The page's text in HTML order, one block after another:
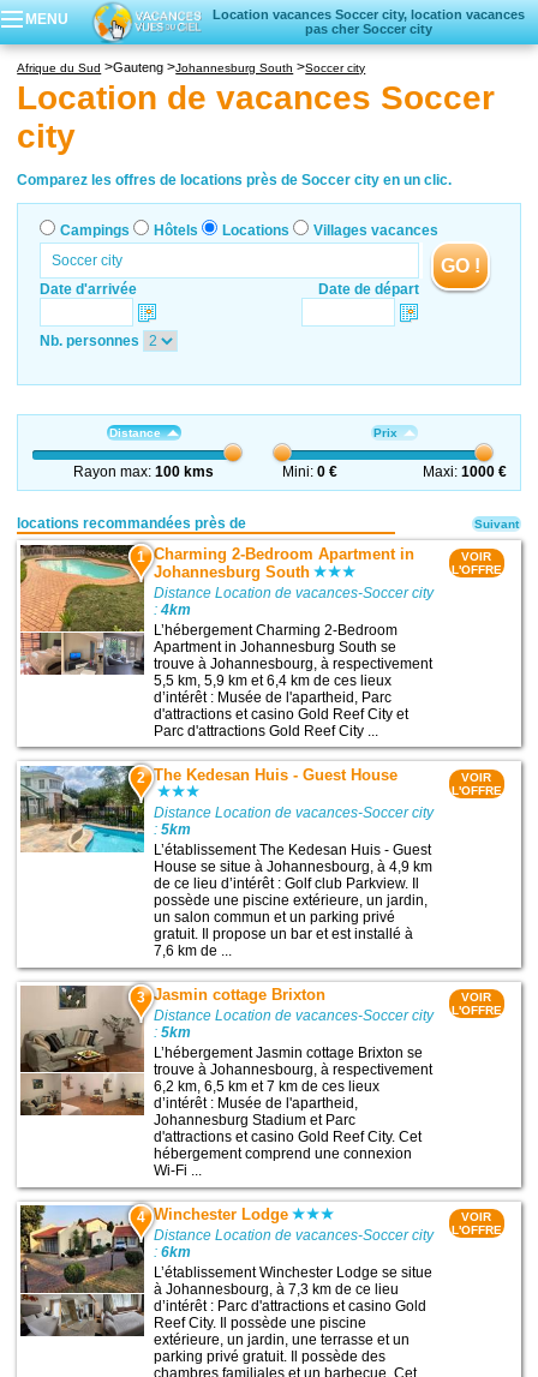
MENU
Location vacances Soccer city, location vacances
pas cher Soccer city
Locations vacances
Afrique du Sud Gauteng Johannesburg South Soccer city
Location de vacances Soccer
city
Comparez les offres de locations près de Soccer city en un clic.
Campings Hôtels Locations Villages vacances
Date d'arrivée Date de départ
GO !
Nb. personnes
Distance
Rayon max:100 kms
Prix
Mini:0 € Maxi: 1000 €
locations recommandées près de
1 Charming 2-Bedroom Apartment in
Johannesburg South
Distance Location de vacances-Soccer city
:4km
L’hébergement Charming 2-Bedroom
Apartment in Johannesburg South se
trouve à Johannesbourg, à respectivement
5,5 km, 5,9 km et 6,4 km de ces lieux
d’intérêt : Musée de l'apartheid, Parc
d'attractions et casino Gold Reef City et
Parc d'attractions Gold Reef City ...
VOIR
L'OFFRE
2 The Kedesan Huis - Guest House
Distance Location de vacances-Soccer city
:5km
L’établissement The Kedesan Huis - Guest
House se situe à Johannesbourg, à 4,9 km
de ce lieu d’intérêt : Golf club Parkview. Il
possède une piscine extérieure, un jardin,
un salon commun et un parking privé
gratuit. Il propose un bar et est installé à
7,6 km de ...
VOIR
L'OFFRE
3 Jasmin cottage Brixton
Distance Location de vacances-Soccer city
:5km
L’hébergement Jasmin cottage Brixton se
trouve à Johannesbourg, à respectivement
6,2 km, 6,5 km et 7 km de ces lieux
d’intérêt : Musée de l'apartheid,
Johannesburg Stadium et Parc
d'attractions et casino Gold Reef City. Cet
hébergement comprend une connexion
Wi-Fi ...
VOIR
L'OFFRE
4 Winchester Lodge
Distance Location de vacances-Soccer city
:6km
L’établissement Winchester Lodge se situe
à Johannesbourg, à 7,3 km de ce lieu
d’intérêt : Parc d'attractions et casino Gold
Reef City. Il possède une piscine
extérieure, un jardin, une terrasse et un
parking privé gratuit. Il possède des
VOIR
L'OFFRE
Suivant